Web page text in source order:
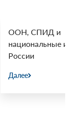
ООН, СПИД и
национальные
России
Далее